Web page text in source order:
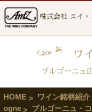
株式会社 エイ
ワ
ブルゴーニ
HOME ワイン銘柄紹介
ogne
ブルゴーニュ・